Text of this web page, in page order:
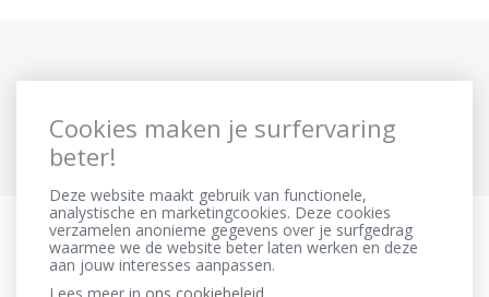
Cookies maken je surfervaring
beter!
Deze website maakt gebruik van functionele,
analystische en marketingcookies. Deze cookies
verzamelen anonieme gegevens over je surfgedrag
waarmee we de website beter laten werken en deze
aan jouw interesses aanpassen.